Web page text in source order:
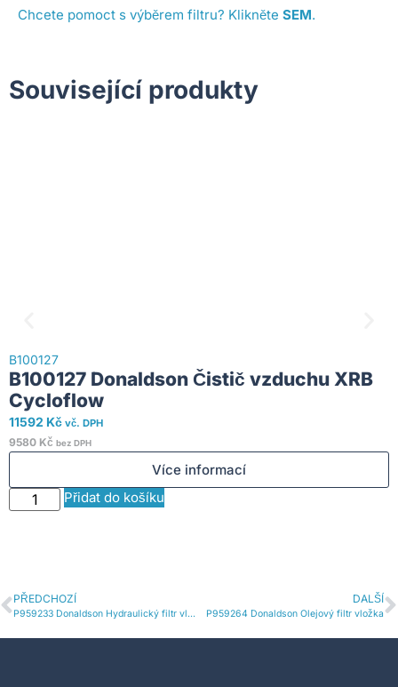
Chcete pomoct s výběrem filtru? Klikněte SEM.
Související produkty
B100127
B100127 Donaldson Čistič vzduchu XRB
Cycloflow
11592 Kč vč. DPH
9580 Kč bez DPH
Více informací
Přidat do košíku
PŘEDCHOZÍ
P959233 Donaldson Hydraulický filtr vložka
DALŠÍ
P959264 Donaldson Olejový filtr vložka